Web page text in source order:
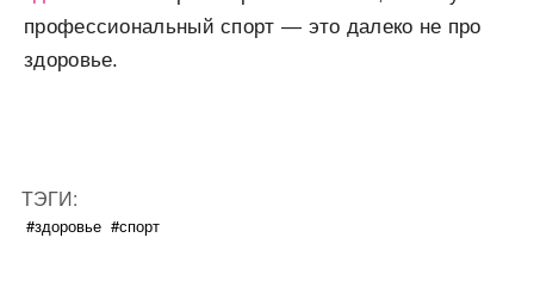
профессиональный спорт — это далеко не про
здоровье.
ТЭГИ:
#здоровье #спорт